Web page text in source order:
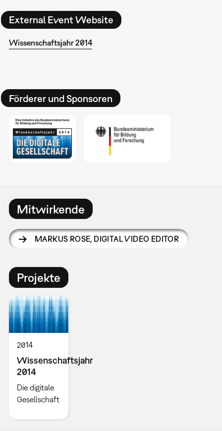
External Event Website
Wissenschaftsjahr 2014
Förderer und Sponsoren
Mitwirkende
MARKUS ROSE, DIGITAL VIDEO EDITOR
Projekte
2014
Wissenschaftsjahr
2014
Die digitale
Gesellschaft